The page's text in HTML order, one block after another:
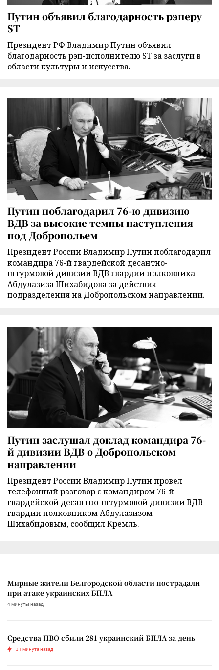
Путин объявил благодарность рэперу
ST
Президент РФ Владимир Путин объявил
благодарность рэп-исполнителю ST за заслуги в
области культуры и искусства.
Путин поблагодарил 76-ю дивизию
ВДВ за высокие темпы наступления
под Добропольем
Президент России Владимир Путин поблагодарил
командира 76-й гвардейской десантно-
штурмовой дивизии ВДВ гвардии полковника
Абдулазиза Шихабидова за действия
подразделения на Добропольском направлении.
Путин заслушал доклад командира 76-
й дивизии ВДВ о Добропольском
направлении
Президент России Владимир Путин провел
телефонный разговор с командиром 76-й
гвардейской десантно-штурмовой дивизии ВДВ
гвардии полковником Абдулазизом
Шихабидовым, сообщил Кремль.
Мирные жители Белгородской области пострадали
при атаке украинских БПЛА
4 минуты назад
Средства ПВО сбили 281 украинский БПЛА за день
31 минута назад